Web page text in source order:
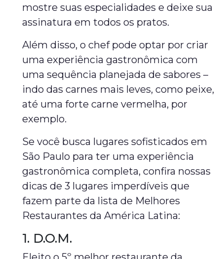
mostre suas especialidades e deixe sua
assinatura em todos os pratos.
Além disso, o chef pode optar por criar
uma experiência gastronômica com
uma sequência planejada de sabores –
indo das carnes mais leves, como peixe,
até uma forte carne vermelha, por
exemplo.
Se você busca lugares sofisticados em
São Paulo para ter uma experiência
gastronômica completa, confira nossas
dicas de 3 lugares imperdíveis que
fazem parte da lista de Melhores
Restaurantes da América Latina:
1. D.O.M.